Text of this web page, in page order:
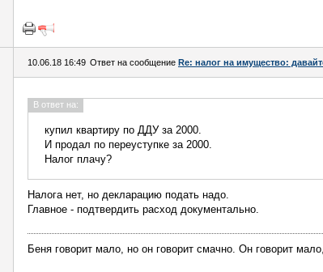
10.06.18 16:49 Ответ на сообщение Re: налог на имущество:
В ответ на:
купил квартиру по ДДУ за 2000.
И продал по переуступке за 2000.
Налог плачу?
Налога нет, но декларацию подать надо.
Главное - подтвердить расход документально.
Беня говорит мало, но он говорит смачно. Он говорит